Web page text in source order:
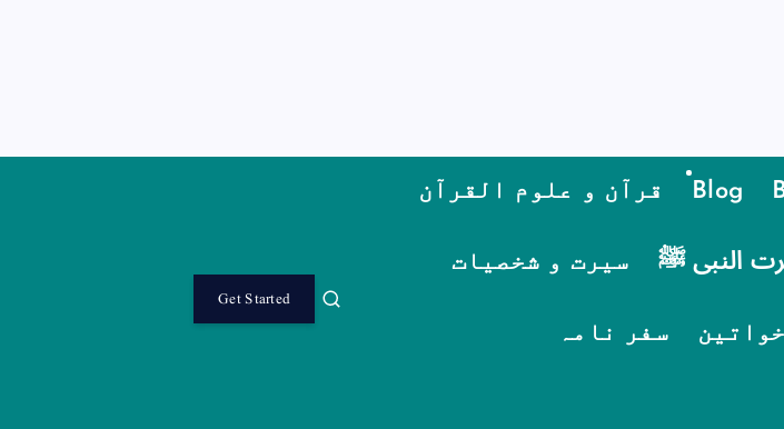
Blog قرآن و علوم القرآن
النبی ﷺ سیرت و شخصیات
سفر نامہ
Get Started